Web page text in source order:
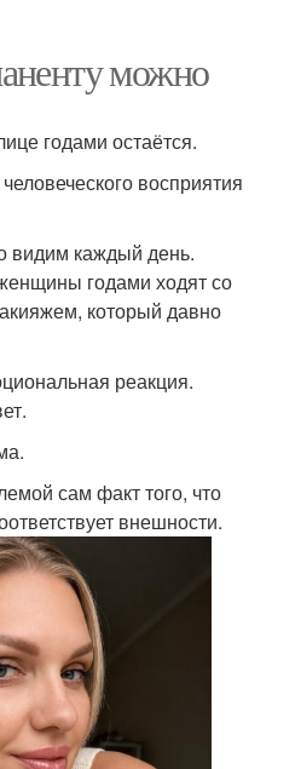
можно
годами остаётся.
восприятия
видим каждый день.
годами ходят со
который давно
реакция.
сам факт того, что
внешности.